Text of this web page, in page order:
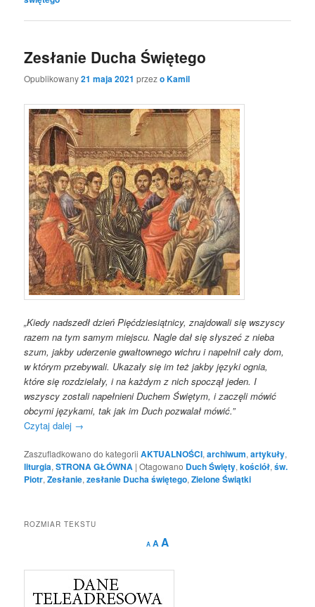
Zesłanie Ducha Świętego
Opublikowany21 maja 2021 przezo Kamil
„Kiedy nadszedł dzień Pięćdziesiątnicy, znajdowali się wszyscy
razem na tym samym miejscu. Nagle dał się słyszeć z nieba
szum, jakby uderzenie gwałtownego wichru i napełnił cały dom,
w którym przebywali. Ukazały się im też jakby języki ognia,
które się rozdzielały, i na każdym z nich spoczął jeden. I
wszyscy zostali napełnieni Duchem Świętym, i zaczęli mówić
obcymi językami, tak jak im Duch pozwalał mówić.”
Czytaj dalej →
Zaszufladkowano do kategorii AKTUALNOŚCI,archiwum,artykuły,
liturgia,STRONA GŁÓWNA |Otagowano Duch Święty,kościół,św.
Piotr,Zesłanie,zesłanie Ducha świętego,Zielone Świątki
ROZMIAR TEKSTU
A
Decrease
font
A Reset
AIncrease